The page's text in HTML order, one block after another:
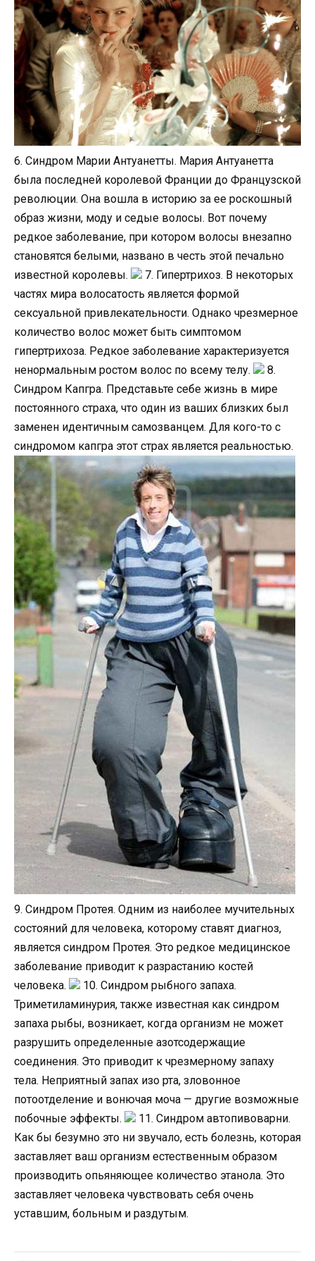
6. Синдром Марии Антуанетты. Мария Антуанетта
была последней королевой Франции до Французской
революции. Она вошла в историю за ее роскошный
образ жизни, моду и седые волосы. Вот почему
редкое заболевание, при котором волосы внезапно
становятся белыми, названо в честь этой печально
известной королевы.
7. Гипертрихоз. В некоторых
частях мира волосатость является формой
сексуальной привлекательности. Однако чрезмерное
количество волос может быть симптомом
гипертрихоза. Редкое заболевание характеризуется
ненормальным ростом волос по всему телу.
8.
Синдром Капгра. Представьте себе жизнь в мире
постоянного страха, что один из ваших близких был
заменен идентичным самозванцем. Для кого-то с
синдромом капгра этот страх является реальностью.
9. Синдром Протея. Одним из наиболее мучительных
состояний для человека, которому ставят диагноз,
является синдром Протея. Это редкое медицинское
заболевание приводит к разрастанию костей
человека.
10. Синдром рыбного запаха.
Триметиламинурия, также известная как синдром
запаха рыбы, возникает, когда организм не может
разрушить определенные азотсодержащие
соединения. Это приводит к чрезмерному запаху
тела. Неприятный запах изо рта, зловонное
потоотделение и вонючая моча — другие возможные
побочные эффекты.
11. Синдром автопивоварни.
Как бы безумно это ни звучало, есть болезнь, которая
заставляет ваш организм естественным образом
производить опьяняющее количество этанола. Это
заставляет человека чувствовать себя очень
уставшим, больным и раздутым.